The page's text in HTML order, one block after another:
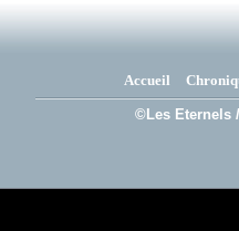
Accueil
©Les Eternels